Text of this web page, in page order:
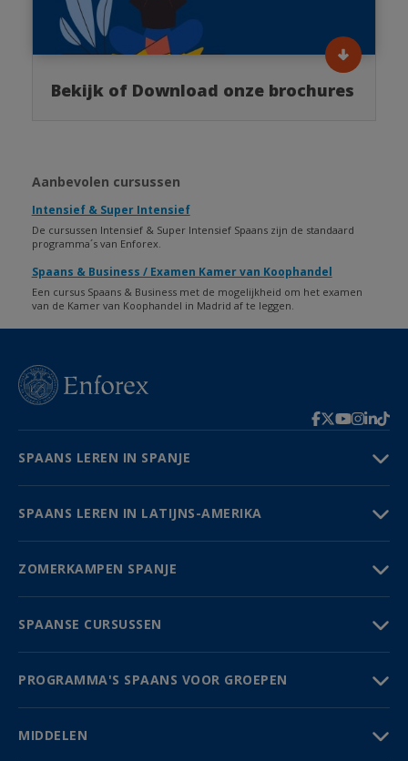
Bekijk of Download onze brochures
Aanbevolen cursussen
Intensief & Super Intensief
De cursussen Intensief & Super Intensief Spaans zijn de standaard
programma´s van Enforex.
Spaans & Business / Examen Kamer van Koophandel
Een cursus Spaans & Business met de mogelijkheid om het examen
van de Kamer van Koophandel in Madrid af te leggen.
SPAANS LEREN IN SPANJE
SPAANS LEREN IN LATIJNS-AMERIKA
ZOMERKAMPEN SPANJE
SPAANSE CURSUSSEN
PROGRAMMA'S SPAANS VOOR GROEPEN
MIDDELEN